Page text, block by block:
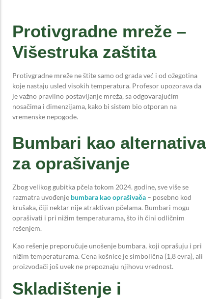
Protivgradne mreže –
Višestruka zaštita
Protivgradne mreže ne štite samo od grada već i od ožegotina
koje nastaju usled visokih temperatura. Profesor upozorava da
je važno pravilno postavljanje mreža, sa odgovarajućim
nosačima i dimenzijama, kako bi sistem bio otporan na
vremenske nepogode.
Bumbari kao alternativa
za oprašivanje
Zbog velikog gubitka pčela tokom 2024. godine, sve više se
razmatra uvođenje bumbara kao oprašivača – posebno kod
krušaka, čiji nektar nije atraktivan pčelama. Bumbari mogu
oprašivati i pri nižim temperaturama, što ih čini odličnim
rešenjem.
Kao rešenje preporučuje unošenje bumbara, koji oprašuju i pri
nižim temperaturama. Cena košnice je simbolična (1,8 evra), ali
proizvođači još uvek ne prepoznaju njihovu vrednost.
Skladištenje i